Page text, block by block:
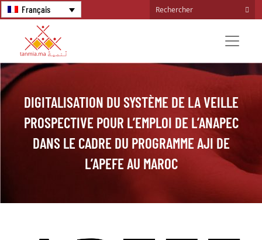
Français
DIGITALISATION DU SYSTÈME DE LA VEILLE
PROSPECTIVE POUR L’EMPLOI DE L’ANAPEC
DANS LE CADRE DU PROGRAMME AJI DE
L’APEFE AU MAROC